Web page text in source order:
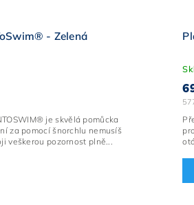
- Zelená
je skvělá pomůcka
veškerou pozornost plně...
pro